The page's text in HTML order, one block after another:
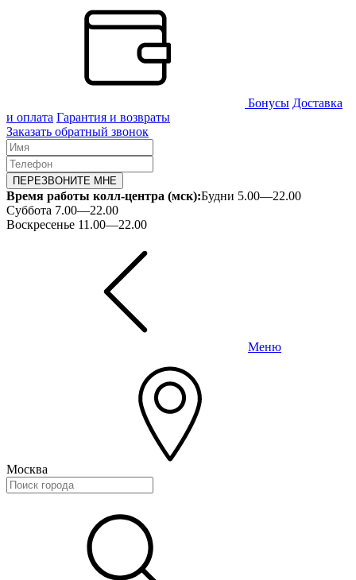
Бонусы Доставка
и оплата Гарантия и возвраты
Заказать обратный звонок
ПЕРЕЗВОНИТЕ МНЕ
Время работы колл-центра (мск):Будни 5.00—22.00
Суббота 7.00—22.00
Воскресенье 11.00—22.00
Меню
Москва